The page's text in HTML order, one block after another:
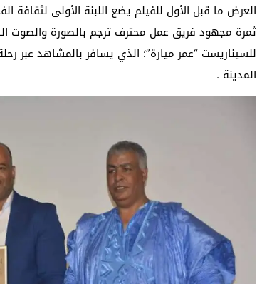
العرض ما قبل الأول للفيلم يضع اللبنة الأولى لثقافة
ثمرة مجهود فريق عمل محترف ترجم بالصورة والصوت
للسيناريست “عمر ميارة”؛ الذي يسافر بالمشاهد عبر
المدينة .